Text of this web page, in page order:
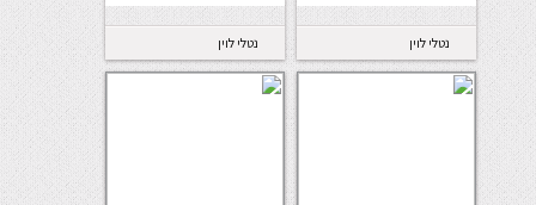
נטלי לוין נטלי לוין